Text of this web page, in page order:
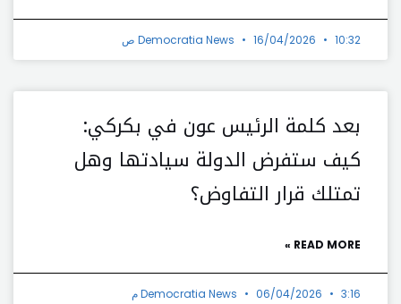
Democratia News 16/04/2026 10:32 ص
بعد كلمة الرئيس عون في بكركي:
كيف ستفرض الدولة سيادتها وهل
تمتلك قرار التفاوض؟
READ MORE »
Democratia News 06/04/2026 3:16 م